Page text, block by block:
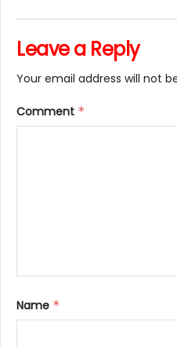
Leave a Reply
Your email address will not
Comment *
Name *